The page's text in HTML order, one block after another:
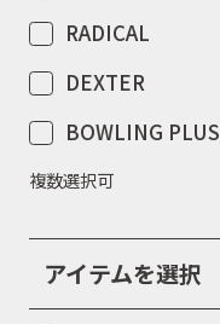
取扱店舗
WEBショップ
ニュース
RADICAL
DEXTER
BOWLING PLUS
複数選択可
アイテムを選択